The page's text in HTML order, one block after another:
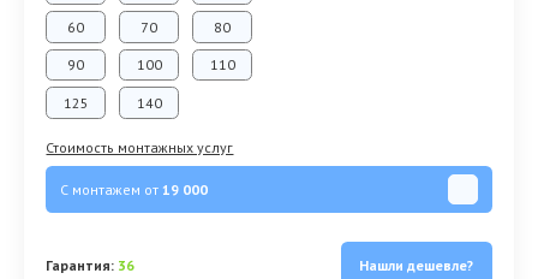
60 70 80
90 100 110
125 140
Стоимость монтажных услуг
С монтажем от19 000
Гарантия: 36 Нашли дешевле?